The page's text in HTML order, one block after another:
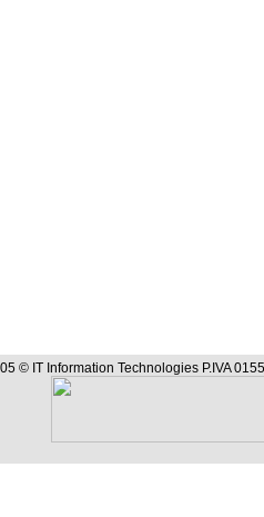
© IT Information Technologies P.IVA